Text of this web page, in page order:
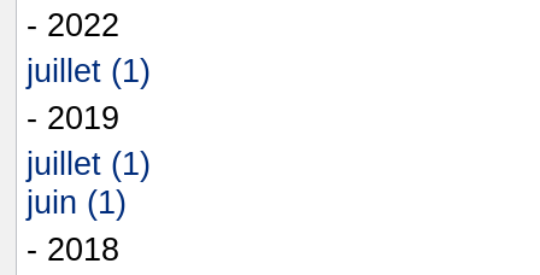
- 2022
juillet (1)
- 2019
juillet (1)
juin (1)
- 2018